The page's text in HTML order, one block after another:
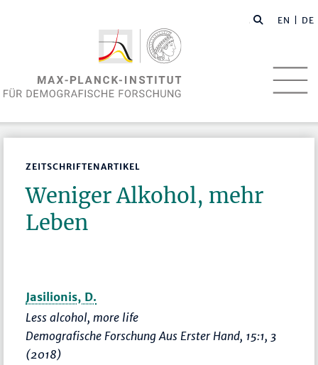
EN | DE
ZEITSCHRIFTENARTIKEL
Weniger Alkohol, mehr
Leben
Jasilionis, D.
Less alcohol, more life
Demografische Forschung Aus Erster Hand, 15:1, 3
(2018)